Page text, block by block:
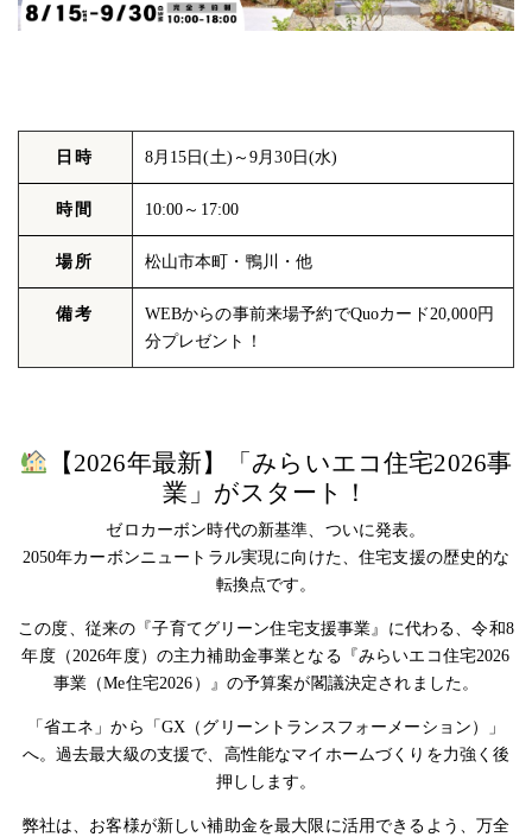
日時 8月15日(土)～9月30日(水)
時間 10:00～17:00
場所 松山市本町・鴨川・他
備考
WEBからの事前来場予約でQuoカード20,000円
分プレゼント！
【2026年最新】「みらいエコ住宅2026事
業」がスタート！
ゼロカーボン時代の新基準、ついに発表。
2050年カーボンニュートラル実現に向けた、住宅支援の歴史的な
転換点です。
この度、従来の『子育てグリーン住宅支援事業』に代わる、令和8
年度（2026年度）の主力補助金事業となる『みらいエコ住宅2026
事業（Me住宅2026）』の予算案が閣議決定されました。
「省エネ」から「GX（グリーントランスフォーメーション）」
へ。過去最大級の支援で、高性能なマイホームづくりを力強く後
押しします。
弊社は、お客様が新しい補助金を最大限に活用できるよう、万全